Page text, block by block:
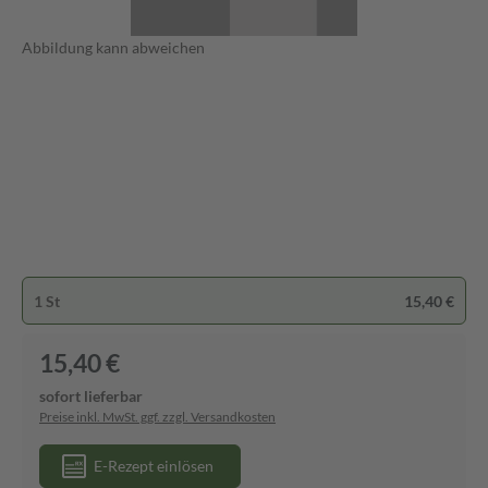
Abbildung kann abweichen
1 St 15,40 €
15,40 €
sofort lieferbar
Preise inkl. MwSt. ggf. zzgl. Versandkosten
E-Rezept einlösen